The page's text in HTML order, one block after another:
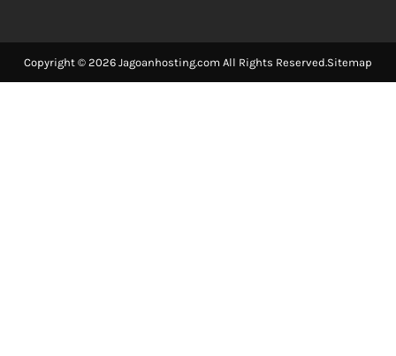
Copyright © 2026 Jagoanhosting.com All Rights Reserved.Sitemap